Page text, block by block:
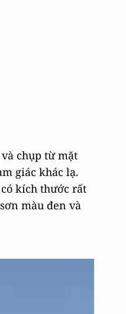
chụp từ mặt
giác khác lạ.
kích thước rất
màu đen và